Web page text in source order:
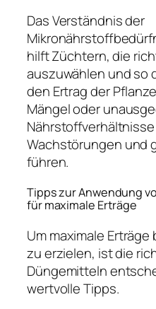
Das Verständnis der
hilft Züchtern, die
auszuwählen und so
den Ertrag der
Mängel oder
Wachstörungen und
führen.
Tipps zur Anwendung
für maximale Erträge
Um maximale
zu erzielen, ist die
Düngemitteln
wertvolle Tipps.